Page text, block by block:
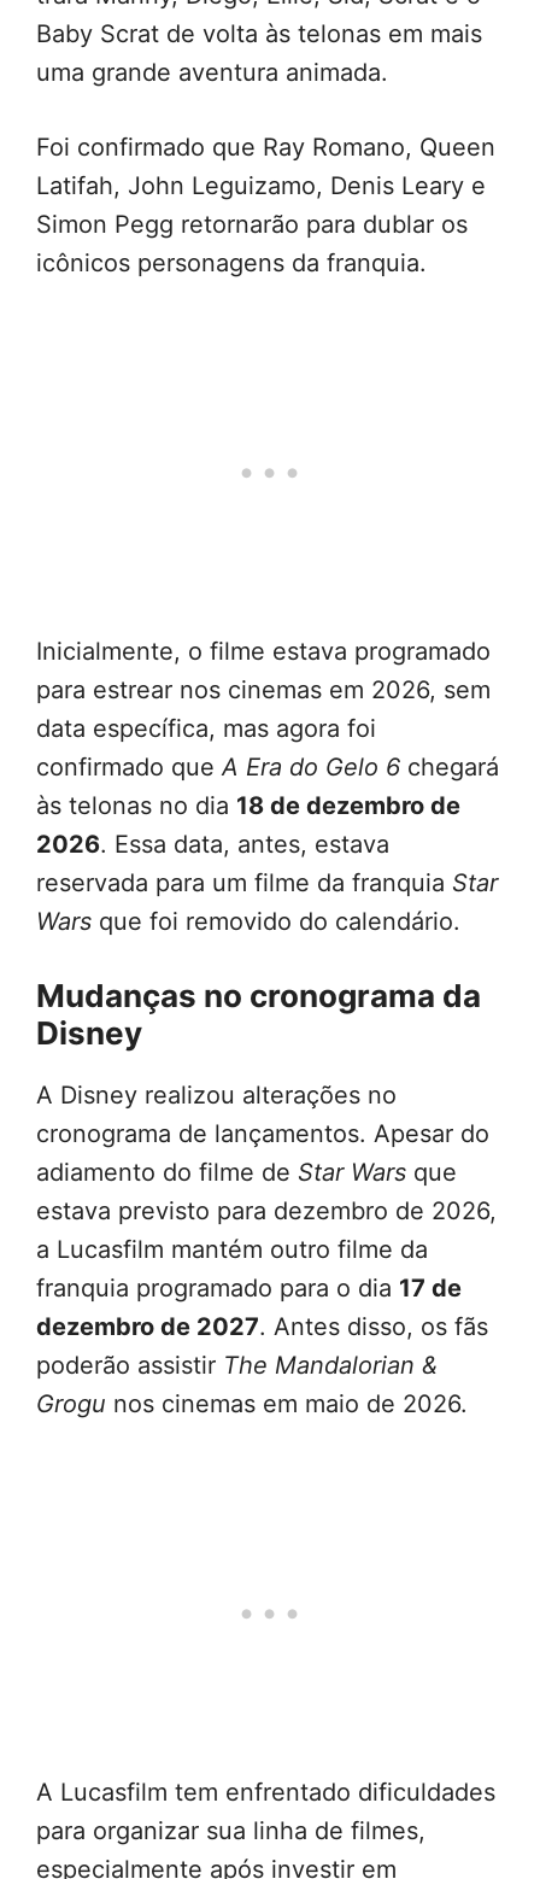
Baby Scrat de volta às telonas em mais
uma grande aventura animada.
Foi confirmado que Ray Romano, Queen
Latifah, John Leguizamo, Denis Leary e
Simon Pegg retornarão para dublar os
icônicos personagens da franquia.
Inicialmente, o filme estava programado
para estrear nos cinemas em 2026, sem
data específica, mas agora foi
confirmado queA Era do Gelo 6 chegará
às telonas no dia 18 de dezembro de
2026. Essa data, antes, estava
reservada para um filme da franquia Star
Wars que foi removido do calendário.
Mudanças no cronograma da
Disney
A Disney realizou alterações no
cronograma de lançamentos. Apesar do
adiamento do filme de Star Wars que
estava previsto para dezembro de 2026,
a Lucasfilm mantém outro filme da
franquia programado para o dia 17 de
dezembro de 2027. Antes disso, os fãs
poderão assistir The Mandalorian &
Grogu nos cinemas em maio de 2026.
A Lucasfilm tem enfrentado dificuldades
para organizar sua linha de filmes,
especialmente após investir em